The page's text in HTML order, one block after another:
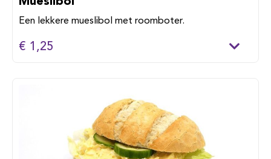
Een lekkere mueslibol met roomboter.
€ 1,25